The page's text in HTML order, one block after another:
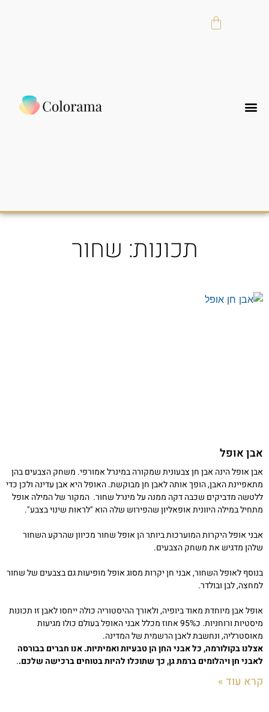
תכונות: שחור
אבן אופל
אבן אופל הינה אבן חן צבעונית שמקורה במינרל אמורפי. משחק הצבעים בהן
מתאפיינת האבן, הופך אותה לאבן חן מבוקשת. האופל היא אבן עדינה ולכן כדי
ללטשה מדביקים שכבה דקה ממנה על מינרל שחור. המקור של המילה אופל
מתחיל במילה היוונית אופאליון שהפירוש שלה הוא "לראות שינוי בצבע".
אבני אופל היקרות המוערכות ביותר הן אופל שחור מכיוון שהרקע השחור
שלהן מדגיש את משחק הצבעים.
בנוסף לאופל השחור, אבני חן יקרות מסוג אופל מופיעות גם בצבעים של שחור
למחצה, לבן ובולדר.
אופל אבן מיוחדת מאוד ביופיה, ולאורך ההיסטוריה כולה ייחסו לאבן זו תכונות
מיסטיות ורוחניות. כ95% אחוז מכלל אבני האופל בעולם כולו מגיעות
מאוסטרליה, ונחשבת לאבן הרשמית של המדינה.
אצלנו בקולורמה, כל אבני החן הן טבעיות ואמיתיות. אנו חברים בבורסה
לאבני חן ויהלומים ברמת גן, כך שתוכלו להיות בטוחים ברכישה שלכם..
קרא עוד »